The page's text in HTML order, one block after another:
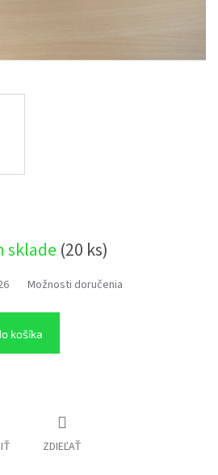
sklade (20 ks)
Možnosti doručenia
košíka
ZDIEĽAŤ